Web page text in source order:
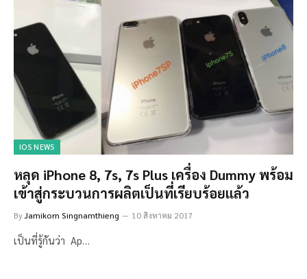
IOS NEWS
หลุด iPhone 8, 7s, 7s Plus เครื่อง Dummy พร้อม
เข้าสู่กระบวนการผลิตเป็นที่เรียบร้อยแล้ว
ByJamikorn Singnamthieng 10 สิงหาคม 2017
เป็นที่รู้กันว่า Ap…